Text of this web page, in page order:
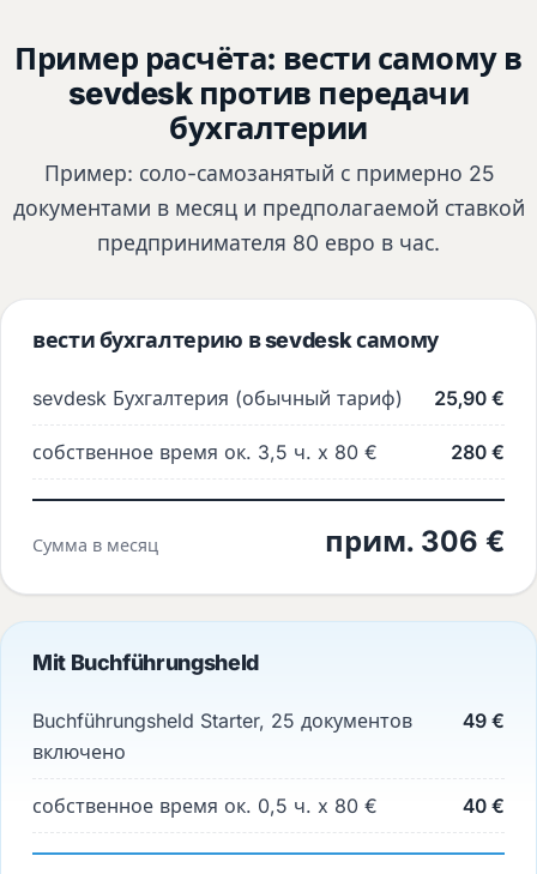
Пример расчёта: вести самому в
sevdesk против передачи
бухгалтерии
Пример: соло-самозанятый с примерно 25
документами в месяц и предполагаемой ставкой
предпринимателя 80 евро в час.
вести бухгалтерию в sevdesk самому
sevdesk Бухгалтерия (обычный тариф) 25,90 €
собственное время ок. 3,5 ч. x 80 € 280 €
Сумма в месяц прим. 306 €
Mit Buchführungsheld
Buchführungsheld Starter, 25 документов
включено
49 €
собственное время ок. 0,5 ч. x 80 € 40 €